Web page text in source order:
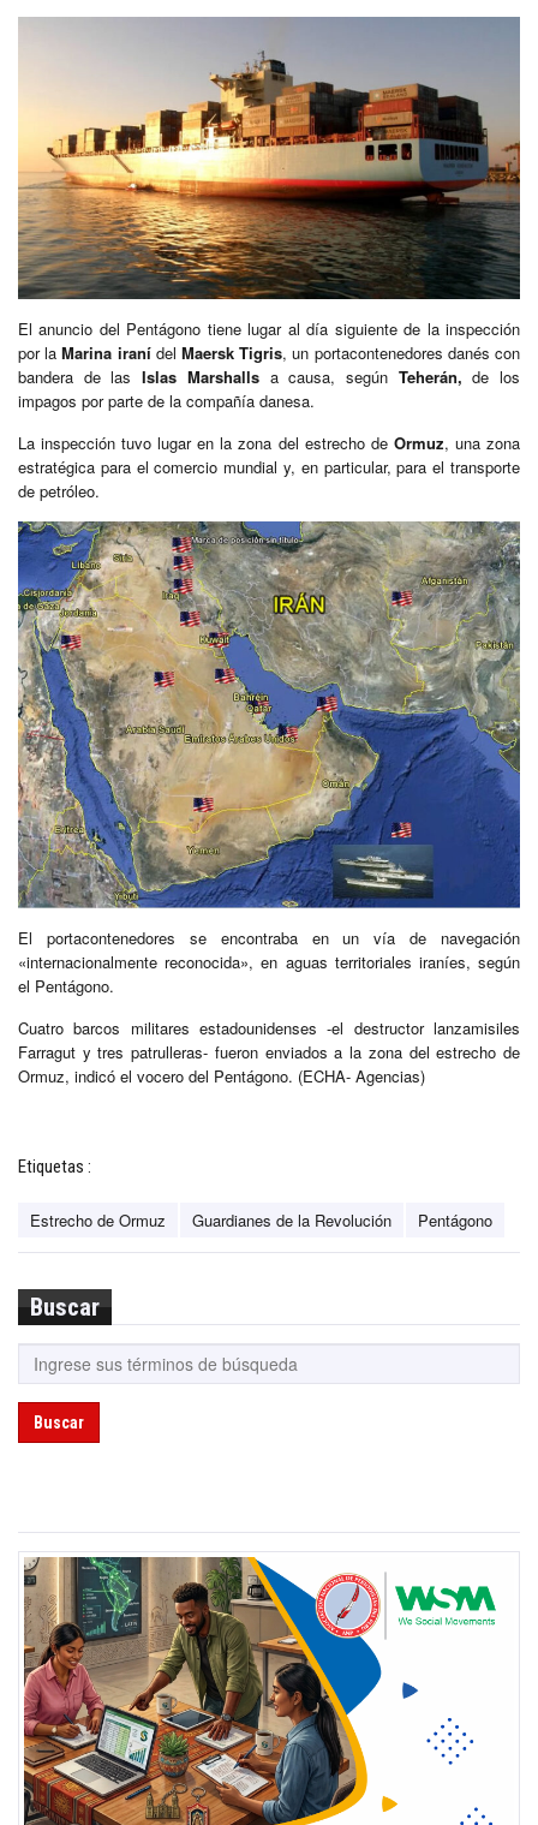
El anuncio del Pentágono tiene lugar al día siguiente de la inspección
por laMarina iranídelMaersk Tigris, un portacontenedores danés con
bandera de lasIslas Marshallsa causa, según Teherán, de los
impagos por parte de la compañía danesa.
La inspección tuvo lugar en la zona del estrecho deOrmuz, una zona
estratégica para el comercio mundial y, en particular, para el transporte
de petróleo.
El portacontenedores se encontraba en un vía de navegación
«internacionalmente reconocida», en aguas territoriales iraníes, según
el Pentágono.
Cuatro barcos militares estadounidenses -el destructor lanzamisiles
Farragut y tres patrulleras- fueron enviados a la zona del estrecho de
Ormuz, indicó el vocero del Pentágono. (ECHA- Agencias)
Etiquetas :
Estrecho de Ormuz Guardianes de la Revolución Pentágono
Buscar
Buscar